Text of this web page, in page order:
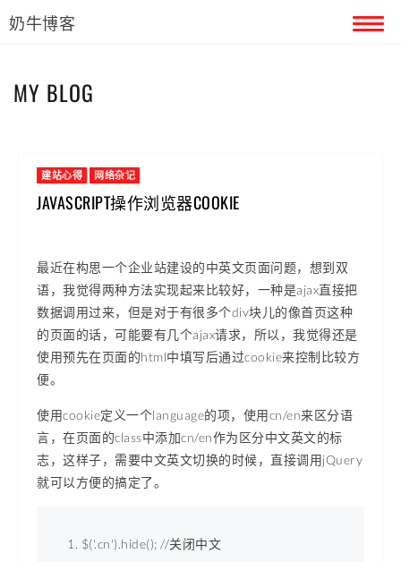
奶牛博客
MY BLOG
建站心得 网络杂记
JAVASCRIPT操作浏览器COOKIE
最近在构思一个企业站建设的中英文页面问题，想到双
语，我觉得两种方法实现起来比较好，一种是ajax直接把
数据调用过来，但是对于有很多个div块儿的像首页这种
的页面的话，可能要有几个ajax请求，所以，我觉得还是
使用预先在页面的html中填写后通过cookie来控制比较方
便。
使用cookie定义一个language的项，使用cn/en来区分语
言，在页面的class中添加cn/en作为区分中文英文的标
志，这样子，需要中文英文切换的时候，直接调用jQuery
就可以方便的搞定了。
$('.cn').hide(); //关闭中文